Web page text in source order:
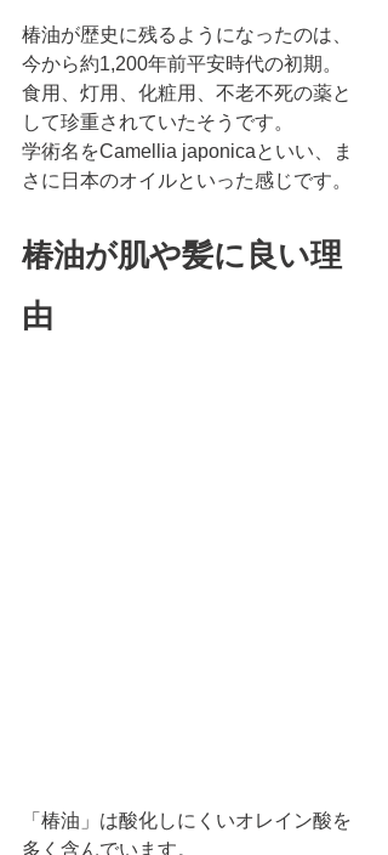
椿油が歴史に残るようになったのは、
今から約1,200年前平安時代の初期。
食用、灯用、化粧用、不老不死の薬と
して珍重されていたそうです。
学術名をCamellia japonicaといい、ま
さに日本のオイルといった感じです。
椿油が肌や髪に良い理
由
「椿油」は酸化しにくいオレイン酸を
多く含んでいます。